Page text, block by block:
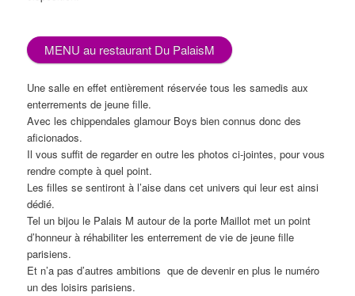
MENU au restaurant Du PalaisM
Une salle en effet entièrement réservée tous les samedis aux
enterrements de jeune fille.
Avec les chippendales glamour Boys bien connus donc des
aficionados.
Il vous suffit de regarder en outre les photos ci-jointes, pour vous
rendre compte à quel point.
Les filles se sentiront à l’aise dans cet univers qui leur est ainsi
dédié.
Tel un bijou le Palais M autour de la porte Maillot met un point
d’honneur à réhabiliter les enterrement de vie de jeune fille
parisiens.
Et n’a pas d’autres ambitions que de devenir en plus le numéro
un des loisirs parisiens.